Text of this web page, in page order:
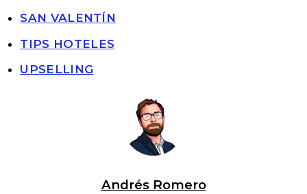
SAN VALENTÍN
TIPS HOTELES
UPSELLING
Andrés Romero